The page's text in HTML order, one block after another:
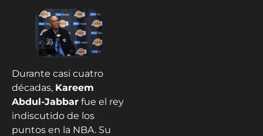
Durante casi cuatro
décadas, Kareem
Abdul-Jabbar fue el rey
indiscutido de los
puntos en la NBA. Su